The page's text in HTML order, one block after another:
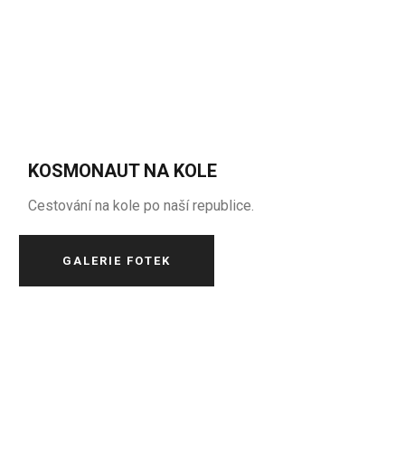
KOSMONAUT NA KOLE
Cestování na kole po naší republice.
GALERIE FOTEK